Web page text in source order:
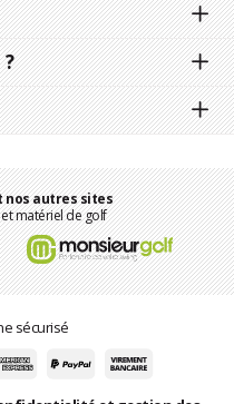
nos autres sites
matériel de golf
sécurisé